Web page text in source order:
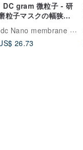
DC gram 微粒子 - 研
粒子マスクの幅狭版
(紫マスク +イエロー耳
も 12 個/箱)
:dc Nano membrane Washable Face Mask
26.73